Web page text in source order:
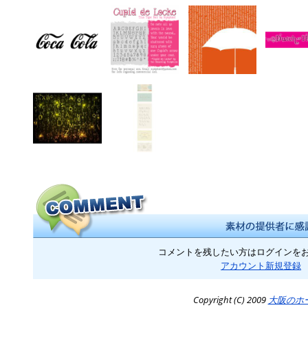
コメントを残したい方はログインを
アカウント新規登録
Copyright (C) 2009 大阪のホ